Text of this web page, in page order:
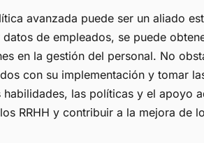
avanzada puede ser un aliado
de empleados, se puede
en la gestión del personal. No
con su implementación y tomar
habilidades, las políticas y el apoyo
RRHH y contribuir a la mejora de